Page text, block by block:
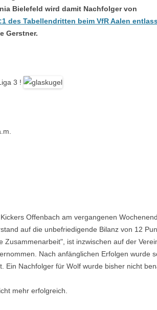
Bielefeld wird damit Nachfolger von
des Tabellendritten beim VfR Aalen
Gerstner.
3 !
Offenbach am vergangenen
auf die unbefriedigende Bilanz von 12
Zusammenarbeit", ist inzwischen auf der
Nach anfänglichen Erfolgen wurde
Ein Nachfolger für Wolf wurde bisher nicht
mehr erfolgreich.